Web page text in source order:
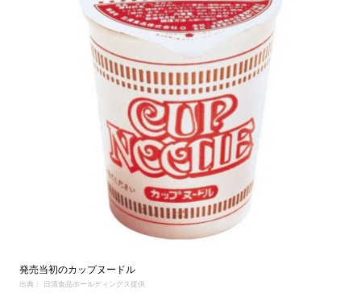
発売当初のカップヌードル
出典： 日清食品ホールディングス提供